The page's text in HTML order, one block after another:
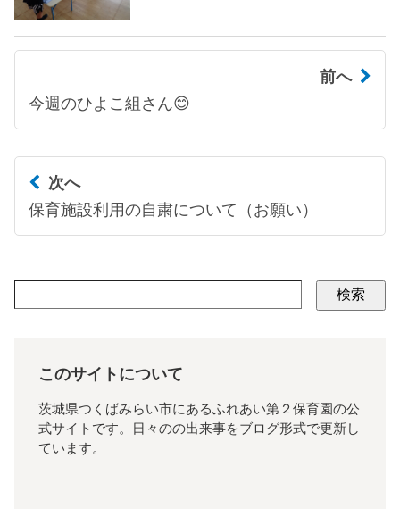
前へ
今週のひよこ組さん😊
次へ
保育施設利用の自粛について（お願い）
検索
このサイトについて
茨城県つくばみらい市にあるふれあい第２保育園の公
式サイトです。日々のの出来事をブログ形式で更新し
ています。